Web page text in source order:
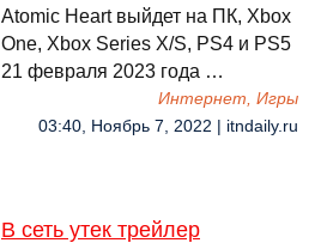
Atomic Heart выйдет на ПК, Xbox
One, Xbox Series X/S, PS4 и PS5
21 февраля 2023 года …
Интернет, Игры
03:40, Ноябрь 7, 2022 | itndaily.ru
В сеть утек трейлер